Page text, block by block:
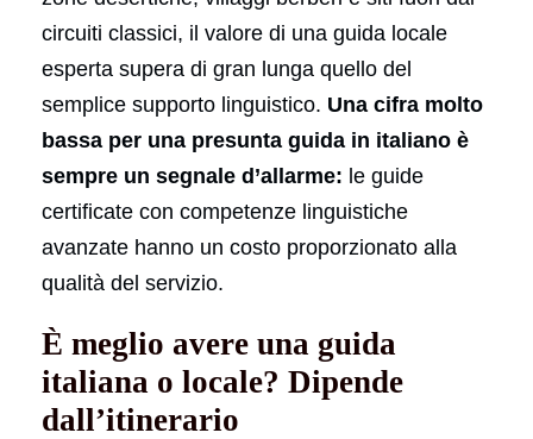
circuiti classici, il valore di una guida locale
esperta supera di gran lunga quello del
semplice supporto linguistico. Una cifra molto
bassa per una presunta guida in italiano è
sempre un segnale d’allarme: le guide
certificate con competenze linguistiche
avanzate hanno un costo proporzionato alla
qualità del servizio.
È meglio avere una guida
italiana o locale? Dipende
dall’itinerario